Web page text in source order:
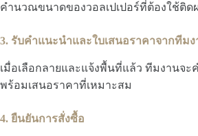
คำนวณขนาดของวอลเปเปอร์ที่ต้องใช้ติด
3. รับคำแนะนำและใบเสนอราคาจากทีมง
เมื่อเลือกลายและแจ้งพื้นที่แล้ว ทีมงานจ
พร้อมเสนอราคาที่เหมาะสม
4. ยืนยันการสั่งซื้อ